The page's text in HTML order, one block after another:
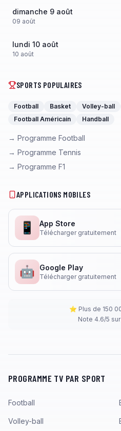
dimanche 9 août
09 août
lundi 10 août
10 août
SPORTS POPULAIRES
Football Basket Volley-ball
Football Américain
Handball
→ Programme Football
→ Programme Tennis
→ Programme F1
APPLICATIONS MOBILES
📱 App Store
Télécharger gratuitement
🤖 Google Play
Télécharger gratuitement
⭐ Plus de 150
Note 4.6/5
PROGRAMME TV PAR SPORT
Football
Volley-ball